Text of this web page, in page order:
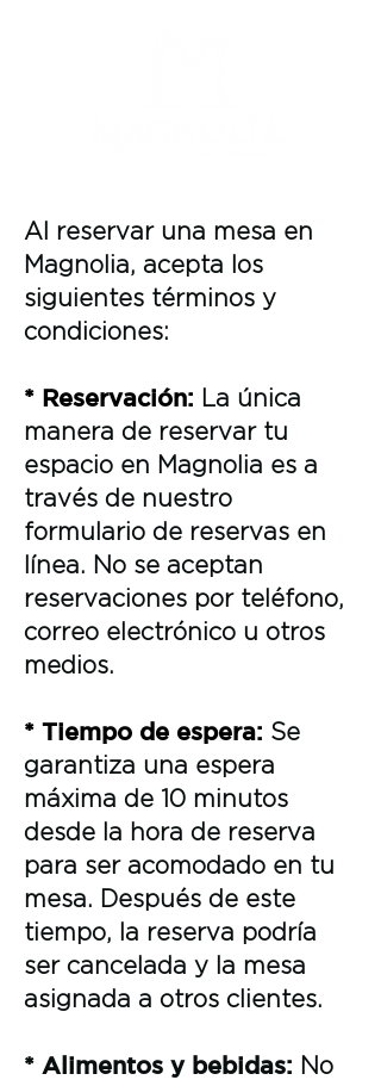
Al reservar una mesa en
Magnolia, acepta los
siguientes términos y
condiciones:
* Reservación: La única
manera de reservar tu
espacio en Magnolia es a
través de nuestro
formulario de reservas en
línea. No se aceptan
reservaciones por teléfono,
correo electrónico u otros
medios.
* Tiempo de espera: Se
garantiza una espera
máxima de 10 minutos
desde la hora de reserva
para ser acomodado en tu
mesa. Después de este
tiempo, la reserva podría
ser cancelada y la mesa
asignada a otros clientes.
* Alimentos y bebidas: No